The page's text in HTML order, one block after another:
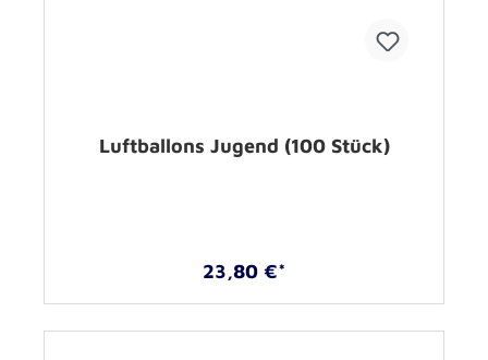
Luftballons Jugend (100 Stück)
23,80 €*